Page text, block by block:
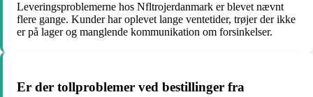
Leveringsproblemerne hos Nfltrojerdanmark er blevet nævnt
flere gange. Kunder har oplevet lange ventetider, trøjer der ikke
er på lager og manglende kommunikation om forsinkelser.
Er der tollproblemer ved bestillinger fra